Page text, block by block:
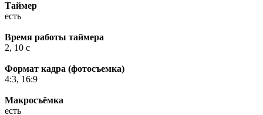
Таймер
есть
Время работы таймера
2, 10 c
Формат кадра (фотосъемка)
4:3, 16:9
Макросъёмка
есть